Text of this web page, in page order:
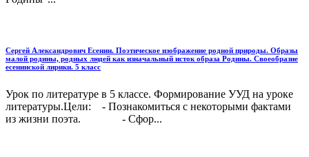
Сергей Александрович Есенин. Поэтическое изображение родной природы. Образы
малой родины, родных людей как изначальный исток образа Родины. Своеобразие
есенинской лирики. 5 класс
Урок по литературе в 5 классе. Формирование УУД на уроке
литературы.Цели: - Познакомиться с некоторыми фактами
из жизни поэта. - Сфор...